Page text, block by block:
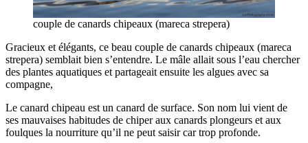
couple de canards chipeaux (mareca strepera)
Gracieux et élégants, ce beau couple de canards chipeaux (mareca
strepera) semblait bien s’entendre. Le mâle allait sous l’eau chercher
des plantes aquatiques et partageait ensuite les algues avec sa
compagne,
Le canard chipeau est un canard de surface. Son nom lui vient de
ses mauvaises habitudes de chiper aux canards plongeurs et aux
foulques la nourriture qu’il ne peut saisir car trop profonde.